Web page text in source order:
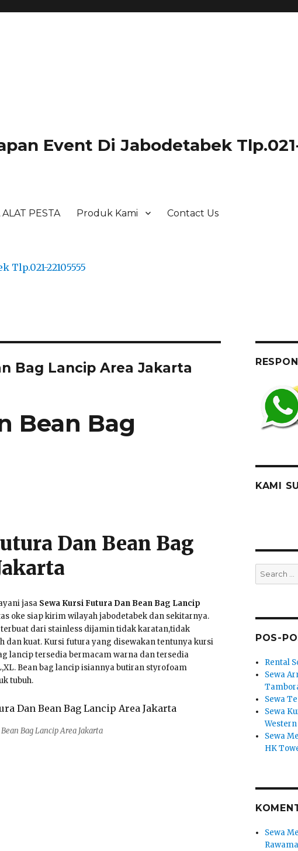
Event Di Jabodetabek
PESTA Produk Kami Contact Us
Bag Lancip Area Jakarta
Bean Bag
Dan Bean Bag
jasa Sewa Kursi Futura Dan Bean Bag Lancip
oke siap kirim wilayah jabodetabek dan sekitarnya.
dari stainless dijamin tidak karatan,tidak
dan kuat. Kursi futura yang disewakan tentunya kursi
lancip tersedia bermacam warna dan tersedia
Bean bag lancip isiannya butiran styrofoam
tubuh.
Bag Lancip Area Jakarta
KAMI
Search
for:
POS-
Rental
Sewa
Sewa
Sewa
Sewa
HK
Sewa